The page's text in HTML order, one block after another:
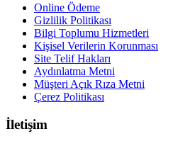
Online Ödeme
Gizlilik Politikası
Bilgi Toplumu Hizmetleri
Kişisel Verilerin Korunması
Site Telif Hakları
Aydınlatma Metni
Müşteri Açık Rıza Metni
Çerez Politikası
İletişim